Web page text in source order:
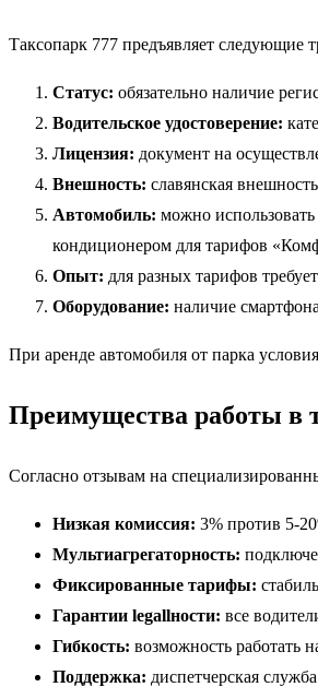
Таксопарк 777 предъявляет следующие
Статус: обязательно наличие
Водительское удостоверение:
Лицензия: документ на
Внешность: славянская
Автомобиль: можно
кондиционером для тарифов
Опыт: для разных тарифов
Оборудование: наличие
При аренде автомобиля от парка
Преимущества работы в
Согласно отзывам на
Низкая комиссия: 3% против 5-
Мультиагрегаторность:
Фиксированные тарифы:
Гарантии legallности: все
Гибкость: возможность работать
Поддержка: диспетчерская